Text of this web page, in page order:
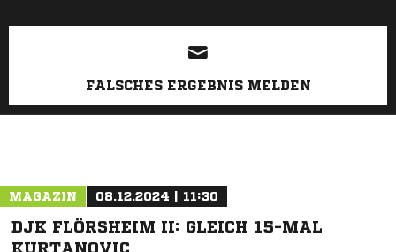
FALSCHES ERGEBNIS MELDEN
MAGAZIN 08.12.2024 | 11:30
DJK FLÖRSHEIM II: GLEICH 15-MAL
KURTANOVIC